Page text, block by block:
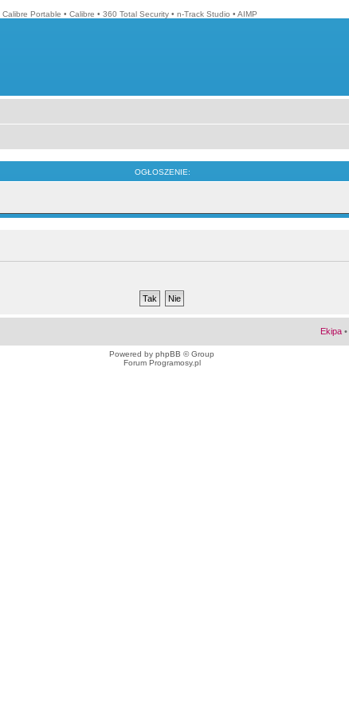
Calibre Portable • Calibre • 360 Total Security • n-Track Studio • AIMP
OGŁOSZENIE:
Ekipa •
Powered by phpBB © Group
Forum Programosy.pl